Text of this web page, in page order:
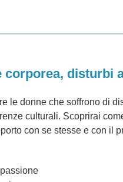
corporea, disturbi
le donne che soffrono di
culturali. Scoprirai
con se stesse e con il